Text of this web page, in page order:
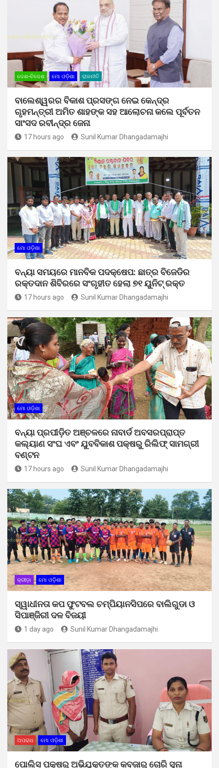
ଦେଶ-ବିଦେଶ ମୋ ଓଡ଼ିଶା ରାଜନୀତି
ବାଲେଶ୍ୱରର ବିକାଶ ପ୍ରସଙ୍ଗ ନେଇ କେନ୍ଦ୍ର
ଗୃହମନ୍ତ୍ରୀ ଅମିତ ଶାହଙ୍କ ସହ ଆଲୋଚନା କଲେ ପୂର୍ବତନ
ସାଂସଦ ରବୀନ୍ଦ୍ର ଜେନା
17 hours ago Sunil Kumar Dhangadamajhi
ମୋ ଓଡ଼ିଶା
ବନ୍ୟା ସମୟରେ ମାନବିକ ପଦକ୍ଷେପ: ଛାତ୍ର ବିଜେଡିର
ରକ୍ତଦାନ ଶିବିରରେ ସଂଗୃହୀତ ହେଲା ୭୧ ୟୁନିଟ୍ ରକ୍ତ
17 hours ago Sunil Kumar Dhangadamajhi
ମୋ ଓଡ଼ିଶା
ବନ୍ୟା ପ୍ରପୀଡ଼ିତ ଅଞ୍ଚଳରେ ନାବାର୍ଡ ଅବସରପ୍ରାପ୍ତ
କଲ୍ୟାଣ ସଂଘ ଏବଂ ଯୁବବିକାଶ ପକ୍ଷରୁ ରିଲିଫ୍ ସାମଗ୍ରୀ
ବଣ୍ଟନ
17 hours ago Sunil Kumar Dhangadamajhi
କ୍ରୀଡ଼ା ମୋ ଓଡ଼ିଶା
ସ୍ୱାଧୀନତା କପ ଫୁଟବଲ ଚମ୍ପିୟାନସିପରେ ବାଲିଗୁଡା ଓ
ସିପାଞ୍ଜିରୀ ଦଳ ବିଜୟୀ
1 day ago Sunil Kumar Dhangadamajhi
ଅପରାଧ ମୋ ଓଡ଼ିଶା
ପୋଲିସ ପକ୍ଷରୁ ଅଭିଯୁକ୍ତଙ୍କ କବଜାରୁ ଚୋରି ସୁନା